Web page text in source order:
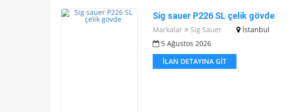
Sig sauer P226 SL çelik gövde
Markalar Sig Sauer
İstanbul
5 Ağustos 2026
İLAN DETAYINA GIT